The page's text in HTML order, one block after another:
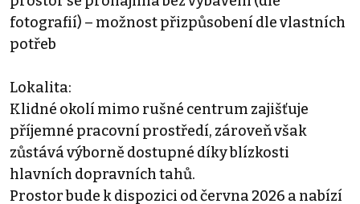
fotografií) – možnost přizpůsobení dle vlastních
potřeb
Lokalita:
Klidné okolí mimo rušné centrum zajišťuje
příjemné pracovní prostředí, zároveň však
zůstává výborně dostupné díky blízkosti
hlavních dopravních tahů.
Prostor bude k dispozici od června 2026 a nabízí